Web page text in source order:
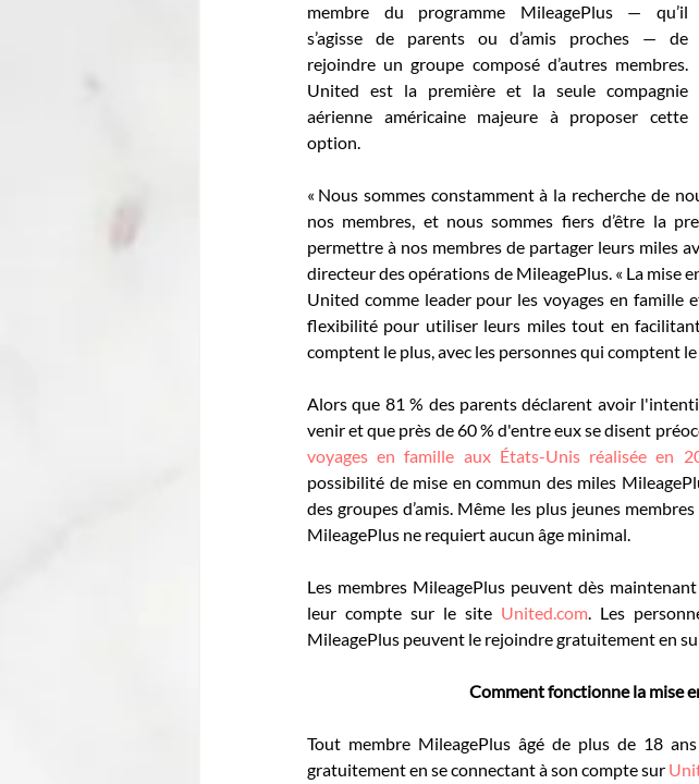
membre du programme MileagePlus — qu’il
s’agisse de parents ou d’amis proches — de
rejoindre un groupe composé d’autres membres.
United est la première et la seule compagnie
aérienne américaine majeure à proposer cette
option.
« Nous sommes constamment à la recherche de
nos membres, et nous sommes fiers d’être la
permettre à nos membres de partager leurs miles
directeur des opérations de MileagePlus. « La
United comme leader pour les voyages en famille
flexibilité pour utiliser leurs miles tout en
comptent le plus, avec les personnes qui comptent le
Alors que 81 % des parents déclarent avoir
venir et que près de 60 % d'entre eux se disent
voyages en famille aux États-Unis réalisée en
possibilité de mise en commun des miles
des groupes d’amis. Même les plus jeunes
MileagePlus ne requiert aucun âge minimal.
Les membres MileagePlus peuvent dès
leur compte sur le site United.com. Les
MileagePlus peuvent le rejoindre gratuitement en
Comment fonctionne la mise
Tout membre MileagePlus âgé de plus de 18
gratuitement en se connectant à son compte sur